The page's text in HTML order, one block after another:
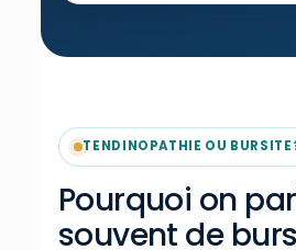
TENDINOPATHIE OU
Pourquoi on
souvent de